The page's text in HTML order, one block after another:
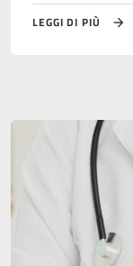
LEGGI DI PIÙ